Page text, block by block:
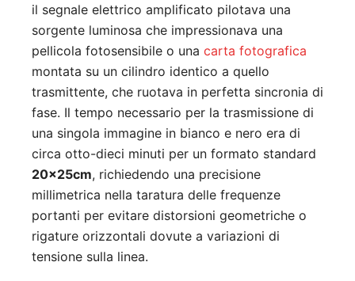
il segnale elettrico amplificato pilotava una
sorgente luminosa che impressionava una
pellicola fotosensibile o una carta fotografica
montata su un cilindro identico a quello
trasmittente, che ruotava in perfetta sincronia di
fase. Il tempo necessario per la trasmissione di
una singola immagine in bianco e nero era di
circa otto-dieci minuti per un formato standard
20x25cm, richiedendo una precisione
millimetrica nella taratura delle frequenze
portanti per evitare distorsioni geometriche o
rigature orizzontali dovute a variazioni di
tensione sulla linea.